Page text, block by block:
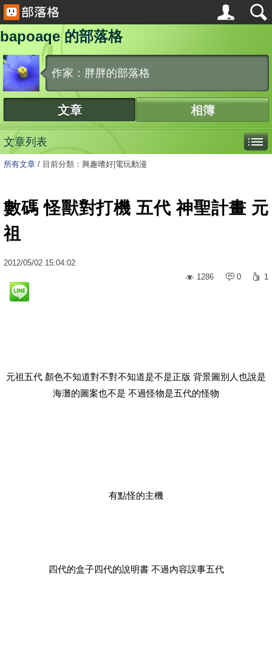
bapoaqe 的部落格
作家：胖胖的部落格
文章 相簿
文章列表
所有文章 / 目前分類：興趣嗜好|電玩動漫
數碼 怪獸對打機 五代 神聖計畫 元
祖
2012/05/02 15:04:02
1286
0 1
元祖五代 顏色不知道對不對不知道是不是正版 背景圖別人也說是
海灘的圖案也不是 不過怪物是五代的怪物
有點怪的主機
四代的盒子四代的說明書 不過內容誤事五代